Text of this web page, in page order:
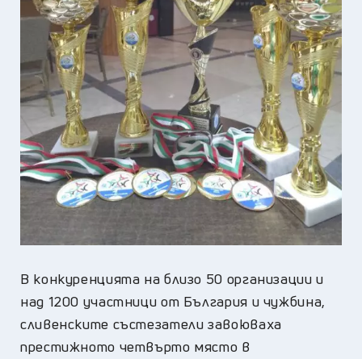
В конкуренцията на близо 50 организации и
над 1200 участници от България и чужбина,
сливенските състезатели завоюваха
престижното четвърто място в